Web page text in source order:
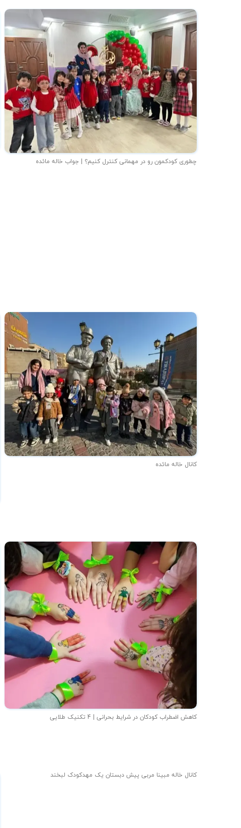
چطوری کودکمون رو در مهمانی کنترل کنیم؟ | جواب خاله مائده
کانال خاله مائده
کاهش اضطراب کودکان در شرایط بحرانی | 4 تکنیک طلایی
کانال خاله مبینا مربی پیش دبستان یک مهدکودک لبخند